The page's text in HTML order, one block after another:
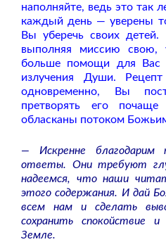
наполняйте, ведь это так
каждый день — уверены
Вы уберечь своих
выполняя миссию свою,
больше помощи для Вас
излучения Души.
одновременно, Вы
претворять его
обласканы потоком
— Искренне
ответы. Они требуют
надеемся, что наши
этого содержания. И дай
всем нам и сделать
сохранить спокойствие
Земле.